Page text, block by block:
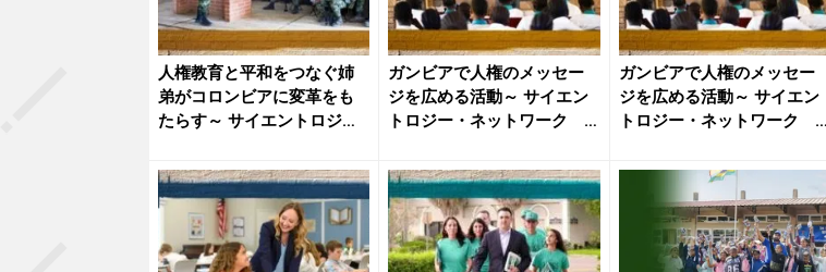
人権教育と平和をつなぐ姉
弟がコロンビアに変革をも
たらす～ サイエントロジ
ガンビアで人権のメッセー
ジを広める活動～ サイエン
トロジー・ネットワーク 3
ガンビアで人権のメッセー
ジを広める活動～ サイエン
トロジー・ネットワーク 4